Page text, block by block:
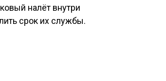
налёт внутри
срок их службы.